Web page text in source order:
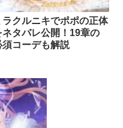
ラクルニキでポポの正体
ネタバレ公開！19章の
須コーデも解説